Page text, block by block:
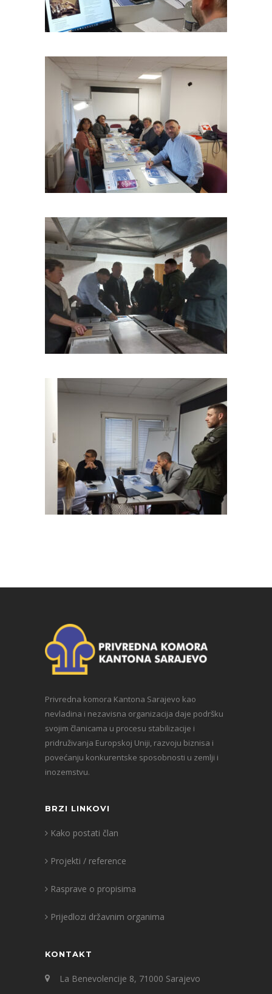
Privredna komora Kantona Sarajevo kao
nevladina i nezavisna organizacija daje podršku
svojim članicama u procesu stabilizacije i
pridruživanja Europskoj Uniji, razvoju biznisa i
povećanju konkurentske sposobnosti u zemlji i
inozemstvu.
BRZI LINKOVI
Kako postati član
Projekti / reference
Rasprave o propisima
Prijedlozi državnim organima
KONTAKT
La Benevolencije 8, 71000 Sarajevo